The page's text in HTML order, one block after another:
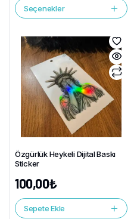
Seçenekler
Özgürlük Heykeli Dijital Baskı
Sticker
100,00₺
Sepete Ekle